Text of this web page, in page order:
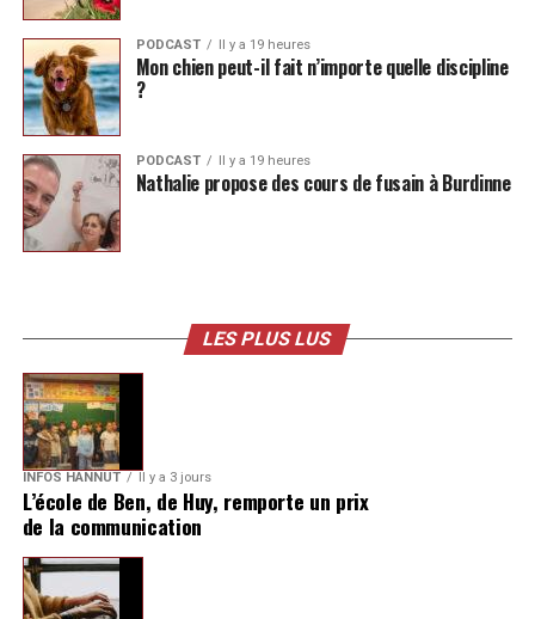
PODCAST Il y a 19 heures
Mon chien peut-il fait n’importe quelle discipline
?
PODCAST Il y a 19 heures
Nathalie propose des cours de fusain à Burdinne
LES PLUS LUS
INFOS HANNUT Il y a 3 jours
L’école de Ben, de Huy, remporte un prix
de la communication